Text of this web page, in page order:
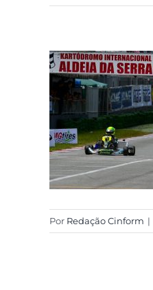
Por Redação Cinform |